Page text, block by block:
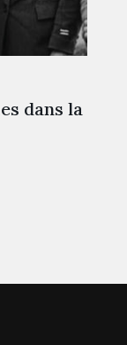
dans la